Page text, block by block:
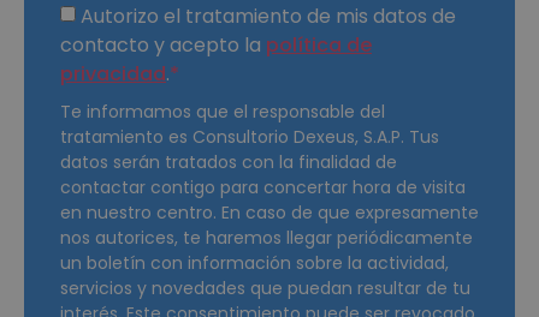
Autorizo el tratamiento de mis datos de
contacto y acepto la política de
privacidad.
Te informamos que el responsable del
tratamiento es Consultorio Dexeus, S.A.P. Tus
datos serán tratados con la finalidad de
contactar contigo para concertar hora de visita
en nuestro centro. En caso de que expresamente
nos autorices, te haremos llegar periódicamente
un boletín con información sobre la actividad,
servicios y novedades que puedan resultar de tu